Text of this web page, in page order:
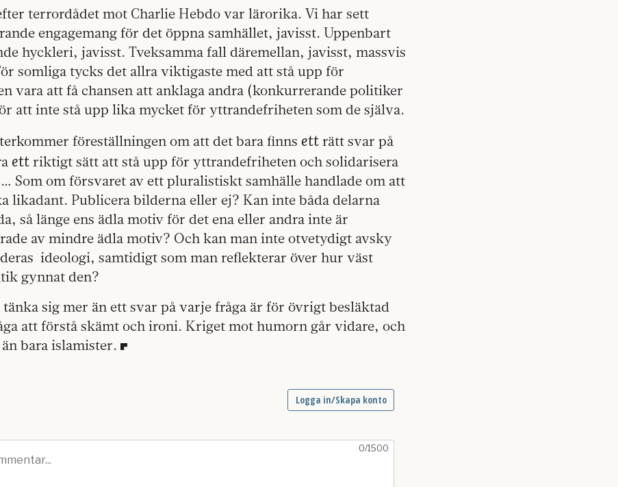
terrordådet mot Charlie Hebdo var lärorika. Vi har sett
engagemang för det öppna samhället, javisst. Uppenbart
hyckleri, javisst. Tveksamma fall däremellan, javisst, massvis
somliga tycks det allra viktigaste med att stå upp för
vara att få chansen att anklaga andra (konkurrerande politiker
att inte stå upp lika mycket för yttrandefriheten som de själva.
föreställningen om att det bara finns ett rätt svar på
ett riktigt sätt att stå upp för yttrandefriheten och solidarisera
Som om försvaret av ett pluralistiskt samhälle handlade om att
likadant. Publicera bilderna eller ej? Kan inte båda delarna
så länge ens ädla motiv för det ena eller andra inte är
av mindre ädla motiv? Och kan man inte otvetydigt avsky
ideologi, samtidigt som man reflekterar över hur väst
gynnat den?
sig mer än ett svar på varje fråga är för övrigt besläktad
att förstå skämt och ironi. Kriget mot humorn går vidare, och
bara islamister.